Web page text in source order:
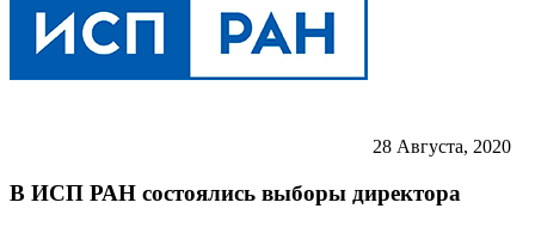
28 Августа, 2020
В ИСП РАН состоялись выборы директора